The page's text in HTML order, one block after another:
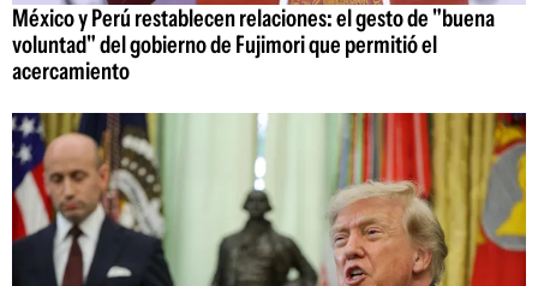
México y Perú restablecen relaciones: el gesto de "buena
voluntad" del gobierno de Fujimori que permitió el
acercamiento